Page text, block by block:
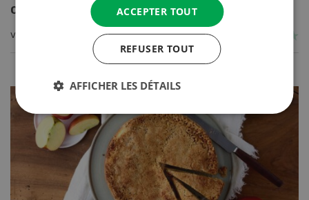
crème
VERS LA RECETTE
ACCEPTER TOUT
REFUSER TOUT
AFFICHER LES DÉTAILS